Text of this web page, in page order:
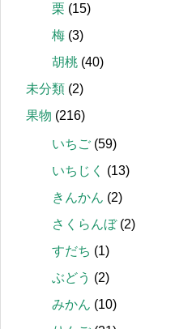
栗 (15)
梅 (3)
胡桃 (40)
未分類 (2)
果物 (216)
いちご (59)
いちじく
(13)
きんかん (2)
さくらんぼ(2)
すだち (1)
ぶどう (2)
みかん (10)